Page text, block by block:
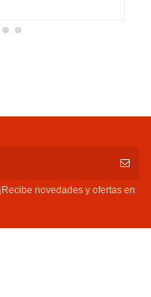
novedades y ofertas en